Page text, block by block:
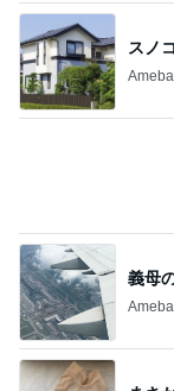
スノ
まさ